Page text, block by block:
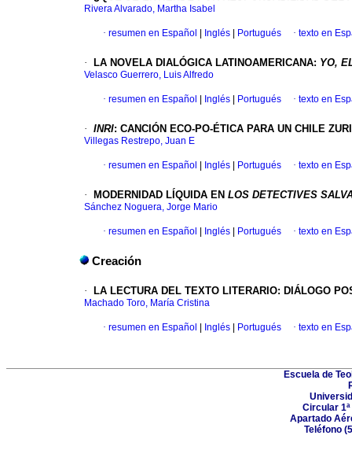
Rivera Alvarado, Martha Isabel
· resumen en Español Inglés Portugués · texto en
· LA NOVELA DIALÓGICA LATINOAMERICANA: YO,
Velasco Guerrero, Luis Alfredo
· resumen en Español Inglés Portugués · texto en
· INRI: CANCIÓN ECO-PO-ÉTICA PARA UN CHILE
Villegas Restrepo, Juan E
· resumen en Español Inglés Portugués · texto en
· MODERNIDAD LÍQUIDA EN LOS DETECTIVES
Sánchez Noguera, Jorge Mario
· resumen en Español Inglés Portugués · texto en
Creación
· LA LECTURA DEL TEXTO LITERARIO: DIÁLOGO
Machado Toro, María Cristina
· resumen en Español Inglés Portugués · texto en
Escuela de
Circular
Apartado
Teléfono